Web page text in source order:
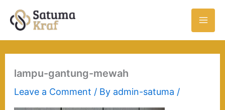
lampu-gantung-mewah
Leave a Comment / By admin-satuma /